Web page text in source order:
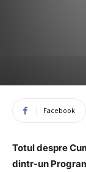
Facebook
Totul despre
dintr-un